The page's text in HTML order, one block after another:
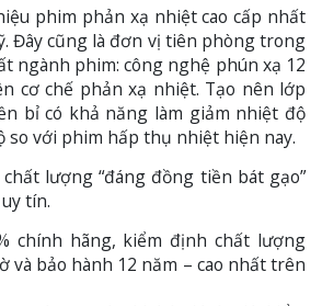
phim phản xạ nhiệt cao cấp nhất
Đây cũng là đơn vị tiên phòng trong
ngành phim: công nghệ phún xạ 12
cơ chế phản xạ nhiệt. Tạo nên lớp
bỉ có khả năng làm giảm nhiệt độ
so với phim hấp thụ nhiệt hiện nay.
lượng “đáng đồng tiền bát gạo”
tín.
chính hãng, kiểm định chất lượng
và bảo hành 12 năm – cao nhất trên